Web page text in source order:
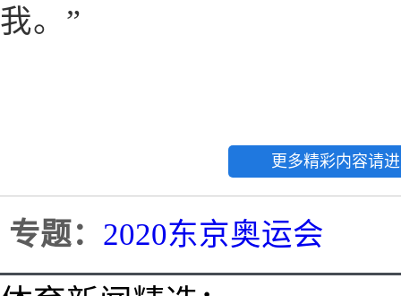
我。”
更多精彩内容请
专题： 2020东京奥运会